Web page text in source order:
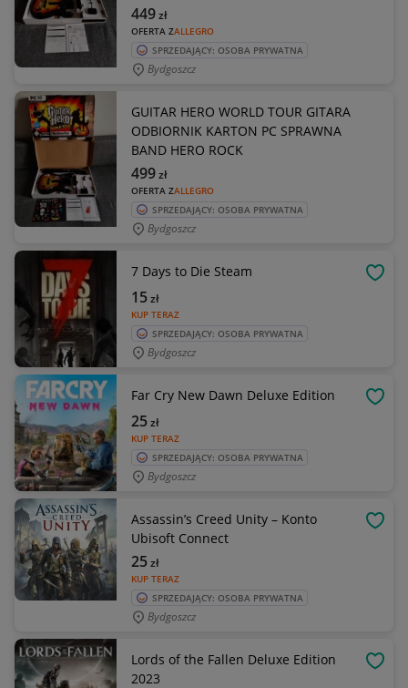
OFERTA ZALLEGRO
449zł
SPRZEDAJĄCY: OSOBA PRYWATNA
Bydgoszcz
GUITAR HERO WORLD TOUR GITARA
ODBIORNIK KARTON PC SPRAWNA
BAND HERO ROCK
OFERTA ZALLEGRO
499zł
SPRZEDAJĄCY: OSOBA PRYWATNA
Bydgoszcz
7 Days to Die Steam
KUP TERAZ
15zł
SPRZEDAJĄCY: OSOBA PRYWATNA
Bydgoszcz
Far Cry New Dawn Deluxe Edition
KUP TERAZ
25zł
SPRZEDAJĄCY: OSOBA PRYWATNA
Bydgoszcz
Assassin’s Creed Unity – Konto
Ubisoft Connect
KUP TERAZ
25zł
SPRZEDAJĄCY: OSOBA PRYWATNA
Bydgoszcz
Lords of the Fallen Deluxe Edition
2023